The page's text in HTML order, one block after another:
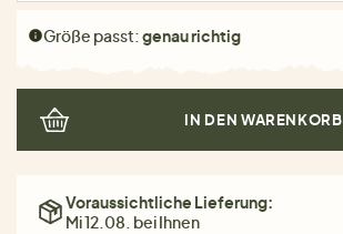
Größe passt:genau richtig
IN DEN WARENKORB
Voraussichtliche Lieferung:
Mi 12.08. bei Ihnen